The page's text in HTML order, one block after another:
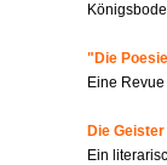
"Die
Eine
Die
Ein